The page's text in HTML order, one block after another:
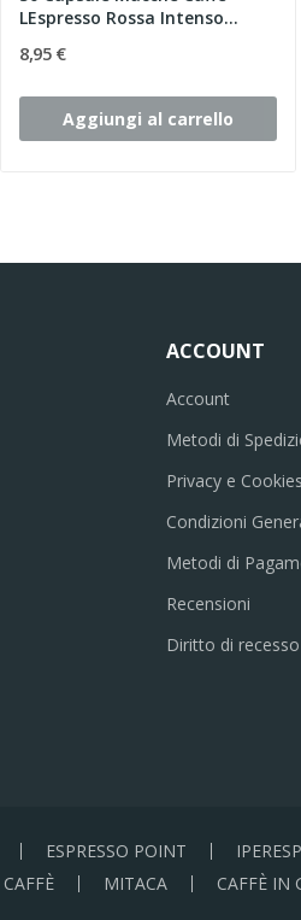
LEspresso Rossa Intenso...
8,95 €
Aggiungi al carrello
ACCOUNT
Account
Metodi di
Privacy e
Condizioni
Metodi di
Recensioni
Diritto di recesso
ESPRESSO POINT
MITACA CAFFÈ IN